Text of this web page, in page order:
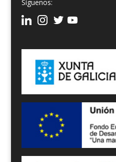
Síguenos: